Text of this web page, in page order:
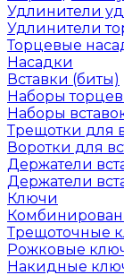
Удлинители
Удлинители
Торцевые
Насадки
Вставки (биты)
Наборы
Наборы
Трещотки для
Воротки для
Держатели
Держатели
Ключи
Трещоточные
Рожковые
Накидные